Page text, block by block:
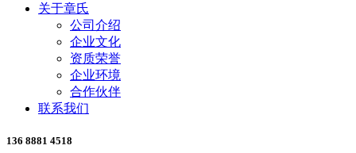
关于章氏
公司介绍
企业文化
资质荣誉
企业环境
合作伙伴
联系我们
136 8881 4518